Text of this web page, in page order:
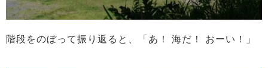
階段をのぼって振り返ると、「あ！ 海だ！ おーい！」